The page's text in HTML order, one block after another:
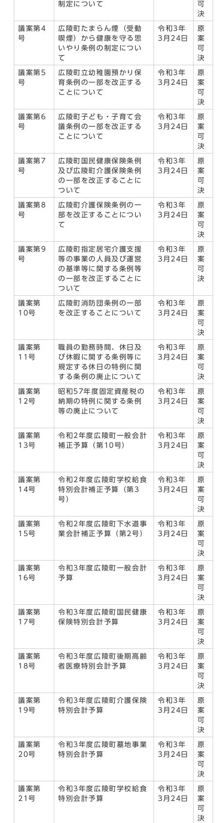
制定について
可
決
議案第4
号
広陵町たまらん煙（受動
喫煙）から健康を守る思
いやり条例の制定につい
て
令和3年
3月24日
原
案
可
決
議案第5
号
広陵町立幼稚園預かり保
育条例の一部を改正する
ことについて
令和3年
3月24日
原
案
可
決
議案第6
号
広陵町子ども・子育て会
議条例の一部を改正する
ことについて
令和3年
3月24日
原
案
可
決
議案第7
号
広陵町国民健康保険条例
及び広陵町介護保険条例
の一部を改正することに
ついて
令和3年
3月24日
原
案
可
決
議案第8
号
広陵町介護保険条例の一
部を改正することについ
て
令和3年
3月24日
原
案
可
決
議案第9
号
広陵町指定居宅介護支援
等の事業の人員及び運営
の基準等に関する条例等
の一部を改正することに
ついて
令和3年
3月24日
原
案
可
決
議案第
10号
広陵町消防団条例の一部
を改正することについて
令和3年
3月24日
原
案
可
決
議案第
11号
職員の勤務時間、休日及
び休暇に関する条例等に
規定する休日の特例に関
する条例の廃止について
令和3年
3月24日
原
案
可
決
議案第
12号
昭和57年度固定資産税の
納期の特例に関する条例
等の廃止について
令和3年
3月24日
原
案
可
決
議案第
13号
令和2年度広陵町一般会計
補正予算（第10号）
令和3年
3月24日
原
案
可
決
議案第
14号
令和2年度広陵町学校給食
特別会計補正予算（第3
号）
令和3年
3月24日
原
案
可
決
議案第
15号
令和2年度広陵町下水道事
業会計補正予算（第2号）
令和3年
3月24日
原
案
可
決
議案第
16号
令和3年度広陵町一般会計
予算
令和3年
3月24日
原
案
可
決
議案第
17号
令和3年度広陵町国民健康
保険特別会計予算
令和3年
3月24日
原
案
可
決
議案第
18号
令和3年度広陵町後期高齢
者医療特別会計予算
令和3年
3月24日
原
案
可
決
議案第
19号
令和3年度広陵町介護保険
特別会計予算
令和3年
3月24日
原
案
可
決
議案第
20号
令和3年度広陵町墓地事業
特別会計予算
令和3年
3月24日
原
案
可
決
議案第
21号
令和3年度広陵町学校給食
特別会計予算
令和3年
3月24日
原
案
可
決